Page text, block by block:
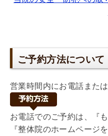
ご予約方法について
営業時間内にお電話また
お電話でのご予約は、『
『整体院のホームページ